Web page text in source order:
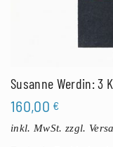
Susanne Werdin: 3
160,00 €
inkl. MwSt. zzgl.